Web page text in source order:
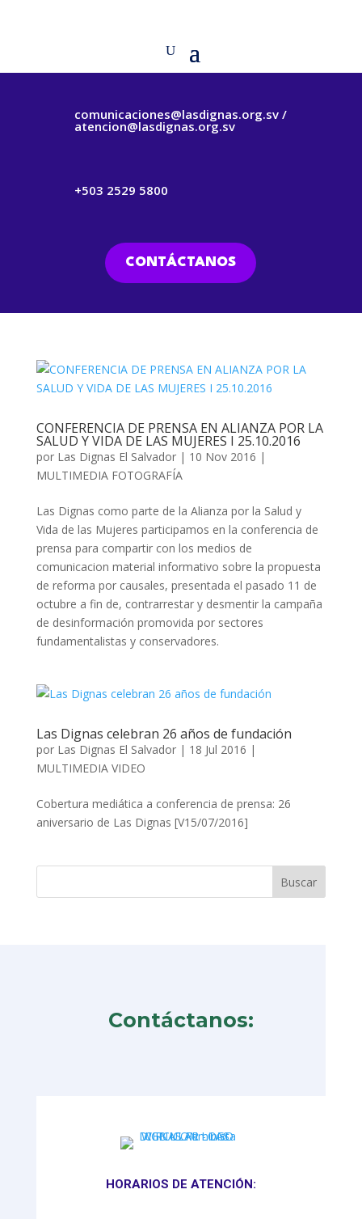
comunicaciones@lasdignas.org.sv /
atencion@lasdignas.org.sv
+503 2529 5800
CONTÁCTANOS
CONFERENCIA DE PRENSA EN ALIANZA POR LA
SALUD Y VIDA DE LAS MUJERES I 25.10.2016
por Las Dignas El Salvador| 10 Nov 2016 |
MULTIMEDIA FOTOGRAFÍA
Las Dignas como parte de la Alianza por la Salud y
Vida de las Mujeres participamos en la conferencia de
prensa para compartir con los medios de
comunicacion material informativo sobre la propuesta
de reforma por causales, presentada el pasado 11 de
octubre a fin de, contrarrestar y desmentir la campaña
de desinformación promovida por sectores
fundamentalistas y conservadores.
Las Dignas celebran 26 años de fundación
por Las Dignas El Salvador| 18 Jul 2016 |
MULTIMEDIA VIDEO
Cobertura mediática a conferencia de prensa: 26
aniversario de Las Dignas [V15/07/2016]
Contáctanos:
HORARIOS DE ATENCIÓN: